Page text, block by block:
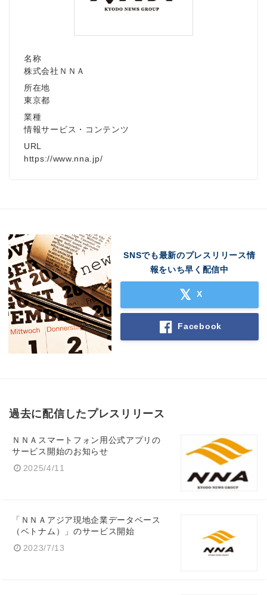
名称
株式会社ＮＮＡ
所在地
東京都
業種
情報サービス・コンテンツ
URL
https://www.nna.jp/
SNSでも最新のプレスリリース情
報をいち早く配信中
X
Facebook
過去に配信したプレスリリース
ＮＮＡスマートフォン用公式アプリの
サービス開始のお知らせ
2025/4/11
「ＮＮＡアジア現地企業データベース
（ベトナム）」のサービス開始
2023/7/13